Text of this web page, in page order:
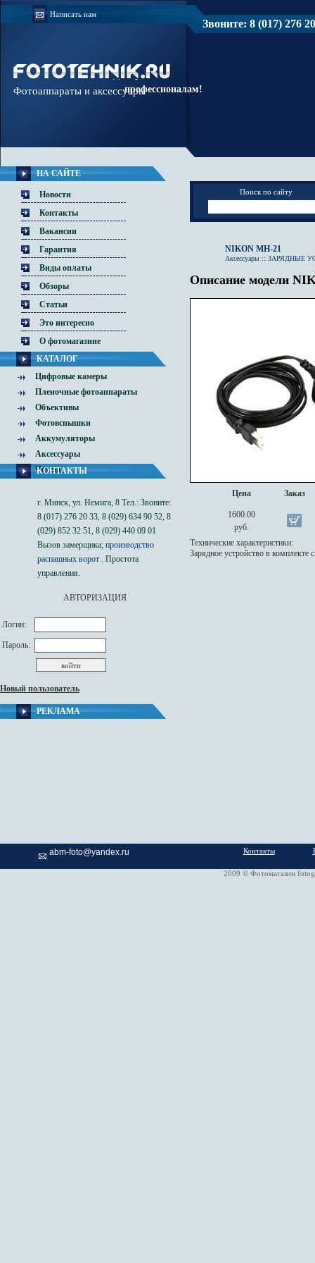
Написать нам
Звоните: 8 (017) 276
Доверяйте
профессионалам!
Фотоаппараты и аксессуары
НА САЙТЕ
Новости
Контакты
Вакансии
Гарантия
Виды оплаты
Обзоры
Статьи
Это интересно
О фотомагазине
КАТАЛОГ
Цифровые камеры
Пленочные фотоаппараты
Объективы
Фотовспышки
Аккумуляторы
Аксессуары
Чехлы
КОНТАКТЫ
г. Минск, ул. Немига, 8 Тел.: Звоните:
8 (017) 276 20 33, 8 (029) 634 90 52, 8
(029) 852 32 51, 8 (029) 440 09 01
Вызов замерщика; производство
распашных ворот . Простота
управления.
АВТОРИЗАЦИЯ
Логин:
Пароль:
Новый пользователь
РЕКЛАМА
Поиск по сайту
NIKON MH-21
Аксессуары :: ЗАРЯДНЫЕ
Описание модели
Цена Заказ
1600.00
руб.
Технические характеристики:
Зарядное устройство в
abm-foto@yandex.ru Контакты
2009 © Фотомагазин